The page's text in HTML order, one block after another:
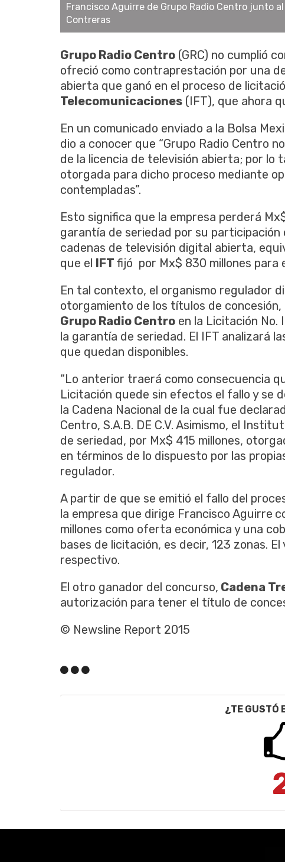
Francisco Aguirre de Grupo Radio Centro junto
Contreras
Grupo Radio Centro (GRC) no cumplió
ofreció como contraprestación por una
abierta que ganó en el proceso de
Telecomunicaciones (IFT), que ahora
En un comunicado enviado a la Bolsa
dio a conocer que “Grupo Radio Centro no
de la licencia de televisión abierta; por lo
otorgada para dicho proceso mediante
contempladas”.
Esto significa que la empresa perderá Mx
garantía de seriedad por su participación
cadenas de televisión digital abierta,
que el IFT fijó por Mx$ 830 millones para
En tal contexto, el organismo regulador
otorgamiento de los títulos de concesión,
Grupo Radio Centro en la Licitación No.
la garantía de seriedad. El IFT analizará
que quedan disponibles.
“Lo anterior traerá como consecuencia
Licitación quede sin efectos el fallo y se
la Cadena Nacional de la cual fue
Centro, S.A.B. DE C.V. Asimismo, el
de seriedad, por Mx$ 415 millones,
en términos de lo dispuesto por las
regulador.
A partir de que se emitió el fallo del
la empresa que dirige Francisco Aguirre
millones como oferta económica y una
bases de licitación, es decir, 123 zonas. El
respectivo.
El otro ganador del concurso, Cadena
autorización para tener el título de
© Newsline Report 2015
¿TE GUSTÓ